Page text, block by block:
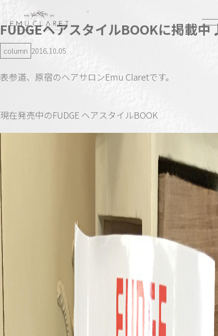
FUDGEヘアスタイルBOOKに掲載
column 2016.10.05
表参道、原宿のヘアサロンEmu Claretです。
現在発売中のFUDGE ヘアスタイルBOOK